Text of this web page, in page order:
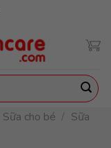
Sữa cho bé / Sữa